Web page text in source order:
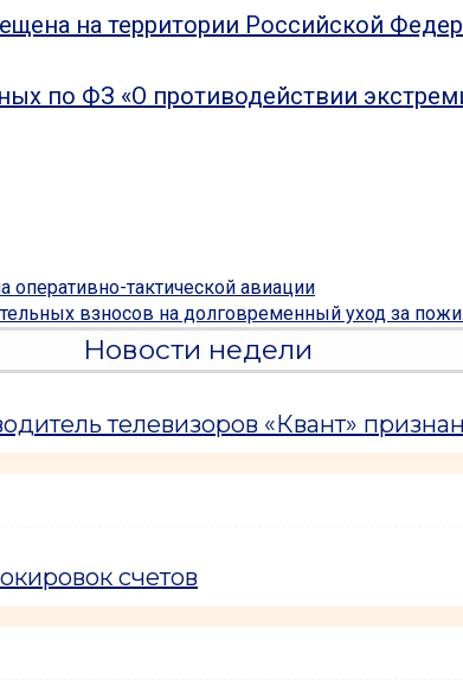
на территории Российской
по ФЗ «О противодействии
тактической авиации
взносов на долговременный уход за
Новости недели
телевизоров «Квант»
счетов